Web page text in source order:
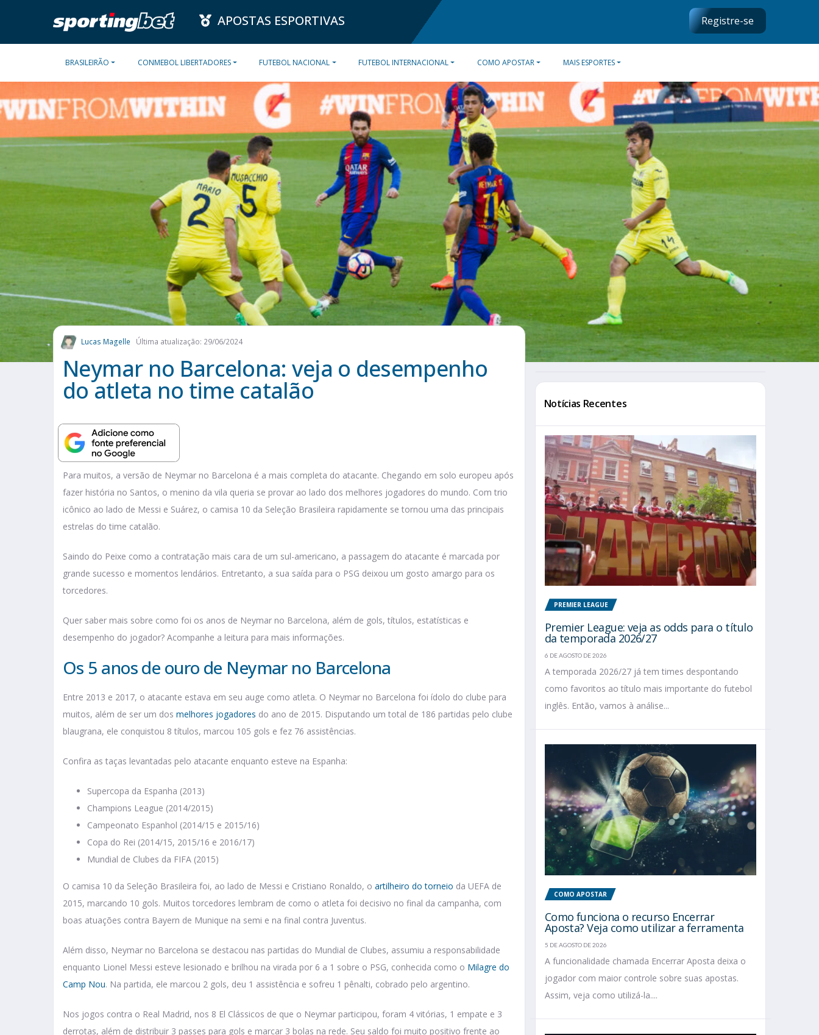
APOSTAS ESPORTIVAS Registre-se
BRASILEIRÃO CONMEBOL LIBERTADORES FUTEBOL NACIONAL FUTEBOL INTERNACIONAL COMO APOSTAR MAIS ESPORTES
Lucas Magelle Última atualização: 29/06/2024
Neymar no Barcelona: veja o desempenho
do atleta no time catalão
Para muitos, a versão de Neymar no Barcelona é a mais completa do atacante. Chegando em solo europeu após
fazer história no Santos, o menino da vila queria se provar ao lado dos melhores jogadores do mundo. Com trio
icônico ao lado de Messi e Suárez, o camisa 10 da Seleção Brasileira rapidamente se tornou uma das principais
estrelas do time catalão.
Saindo do Peixe como a contratação mais cara de um sul-americano, a passagem do atacante é marcada por
grande sucesso e momentos lendários. Entretanto, a sua saída para o PSG deixou um gosto amargo para os
torcedores.
Quer saber mais sobre como foi os anos de Neymar no Barcelona, além de gols, títulos, estatísticas e
desempenho do jogador? Acompanhe a leitura para mais informações.
Os 5 anos de ouro de Neymar no Barcelona
Entre 2013 e 2017, o atacante estava em seu auge como atleta. O Neymar no Barcelona foi ídolo do clube para
muitos, além de ser um dos melhores jogadores do ano de 2015. Disputando um total de 186 partidas pelo clube
blaugrana, ele conquistou 8 títulos, marcou 105 gols e fez 76 assistências.
Confira as taças levantadas pelo atacante enquanto esteve na Espanha:
Supercopa da Espanha (2013)
Champions League (2014/2015)
Campeonato Espanhol (2014/15 e 2015/16)
Copa do Rei (2014/15, 2015/16 e 2016/17)
Mundial de Clubes da FIFA (2015)
O camisa 10 da Seleção Brasileira foi, ao lado de Messi e Cristiano Ronaldo, o artilheiro do torneio da UEFA de
2015, marcando 10 gols. Muitos torcedores lembram de como o atleta foi decisivo no final da campanha, com
boas atuações contra Bayern de Munique na semi e na final contra Juventus.
Além disso, Neymar no Barcelona se destacou nas partidas do Mundial de Clubes, assumiu a responsabilidade
enquanto Lionel Messi esteve lesionado e brilhou na virada por 6 a 1 sobre o PSG, conhecida como o Milagre do
Camp Nou. Na partida, ele marcou 2 gols, deu 1 assistência e sofreu 1 pênalti, cobrado pelo argentino.
Nos jogos contra o Real Madrid, nos 8 El Clássicos de que o Neymar participou, foram 4 vitórias, 1 empate e 3
derrotas, além de distribuir 3 passes para gols e marcar 3 bolas na rede. Seu saldo foi muito positivo frente ao
Notícias Recentes
PREMIER LEAGUE
Premier League: veja as odds para o título
da temporada 2026/27
6 DE AGOSTO DE 2026
A temporada 2026/27 já tem times despontando
como favoritos ao título mais importante do futebol
inglês. Então, vamos à análise...
COMO APOSTAR
Como funciona o recurso Encerrar
Aposta? Veja como utilizar a ferramenta
5 DE AGOSTO DE 2026
A funcionalidade chamada Encerrar Aposta deixa o
jogador com maior controle sobre suas apostas.
Assim, veja como utilizá-la....